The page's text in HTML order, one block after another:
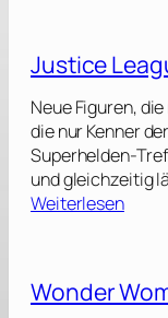
a
a
n
[
2
0
]
Justice
Neue Figuren,
die nur Kenner
Superhelden-
und gleichzeitig
Weiterlesen:
t
Wonder